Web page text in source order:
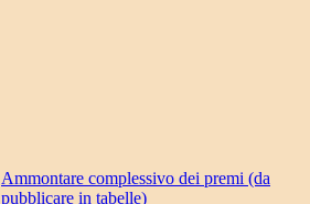
Ammontare complessivo dei premi (da
pubblicare in tabelle)